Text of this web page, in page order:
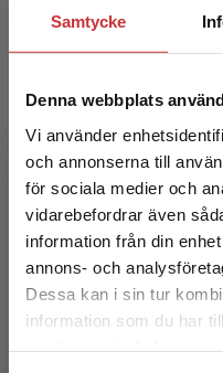
Samtycke
Denna webbplats
Vi använder
och annonserna till
för sociala medier och
vidarebefordrar även
information från din
annons- och
Dessa kan i sin tur
information som du har
Det verkar som att
studentlitteratur.se
Klinisk
Exkl. moms: